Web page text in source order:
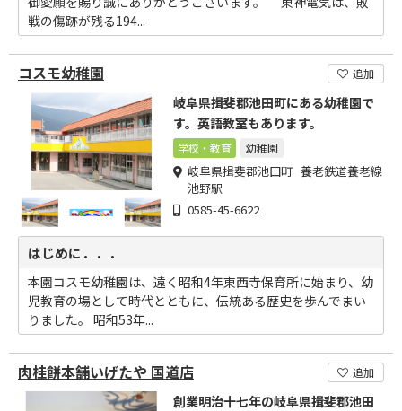
戦の傷跡が残る194...
コスモ幼稚園 追加
岐阜県揖斐郡池田町にある幼稚園で
す。英語教室もあります。
学校・教育 幼稚園
岐阜県揖斐郡池田町 養老鉄道養老線
池野駅
0585-45-6622
はじめに．．．
本園コスモ幼稚園は、遠く昭和4年東西寺保育所に始まり、幼
児教育の場として時代とともに、伝統ある歴史を歩んでまい
りました。 昭和53年...
肉桂餅本舗いげたや 国道店 追加
創業明治十七年の岐阜県揖斐郡池田